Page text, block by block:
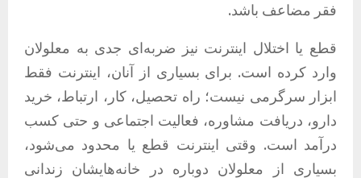
فقر مضاعف باشد.
قطع یا اختلال اینترنت نیز ضربه‌ای جدی به معلولان
وارد کرده است. برای بسیاری از آنان، اینترنت فقط
ابزار سرگرمی نیست؛ راه تحصیل، کار، ارتباط، خرید
دارو، دریافت مشاوره، فعالیت اجتماعی و حتی کسب
درآمد است. وقتی اینترنت قطع یا محدود می‌شود،
بسیاری از معلولان دوباره در خانه‌هایشان زندانی